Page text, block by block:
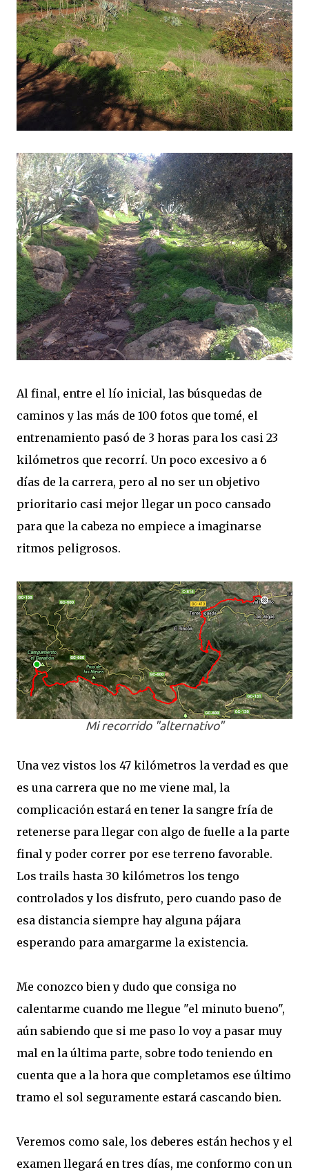
Al final, entre el lío inicial, las búsquedas de
caminos y las más de 100 fotos que tomé, el
entrenamiento pasó de 3 horas para los casi 23
kilómetros que recorrí. Un poco excesivo a 6
días de la carrera, pero al no ser un objetivo
prioritario casi mejor llegar un poco cansado
para que la cabeza no empiece a imaginarse
ritmos peligrosos.
Mi recorrido "alternativo"
Una vez vistos los 47 kilómetros la verdad es que
es una carrera que no me viene mal, la
complicación estará en tener la sangre fría de
retenerse para llegar con algo de fuelle a la parte
final y poder correr por ese terreno favorable.
Los trails hasta 30 kilómetros los tengo
controlados y los disfruto, pero cuando paso de
esa distancia siempre hay alguna pájara
esperando para amargarme la existencia.
Me conozco bien y dudo que consiga no
calentarme cuando me llegue "el minuto bueno",
aún sabiendo que si me paso lo voy a pasar muy
mal en la última parte, sobre todo teniendo en
cuenta que a la hora que completamos ese último
tramo el sol seguramente estará cascando bien.
Veremos como sale, los deberes están hechos y el
examen llegará en tres días, me conformo con un